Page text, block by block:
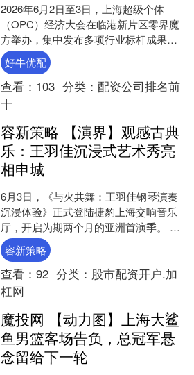
2026年6月2日至3日，上海超级个体
（OPC）经济大会在临港新片区零界魔
方举办，集中发布多项行业标杆成果，
以市集展示、项目路演、场景发布为载
体，集中展现AI时....
好牛优配
查看： 103 分类： 配资公司排名前
十
容新策略 【演界】观感古典
乐：王羽佳沉浸式艺术秀亮
相申城
6月3日，《与火共舞：王羽佳钢琴演奏
沉浸体验》正式登陆捷豹上海交响音乐
厅，开启为期两个月的亚洲首演季。 该
作品入围2026年戛纳电影节沉浸式竞赛
单元，以“火”为....
容新策略
查看： 92 分类： 股市配资开户.加
杠网
魔投网 【动力图】上海大鲨
鱼男篮客场告负，总冠军悬
念留给下一轮